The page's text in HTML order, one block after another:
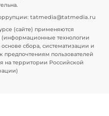
tatmedia@tatmedia.ru
(сайте) применяются
(информационные технологии
сбора, систематизации и
предпочтениям пользователей
на территории Российской